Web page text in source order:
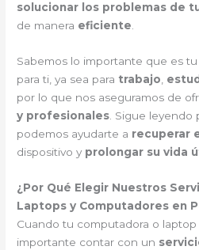
solucionar los problemas de
de manera eficiente.
Sabemos lo importante que es
para ti, ya sea para trabajo
por lo que nos aseguramos de
y profesionales . Sigue
podemos ayudarte a recuperar
dispositivo y prolongar su vida
¿Por Qué Elegir Nuestros
Laptops y Computadores en
Cuando tu computadora o laptop
importante contar con un